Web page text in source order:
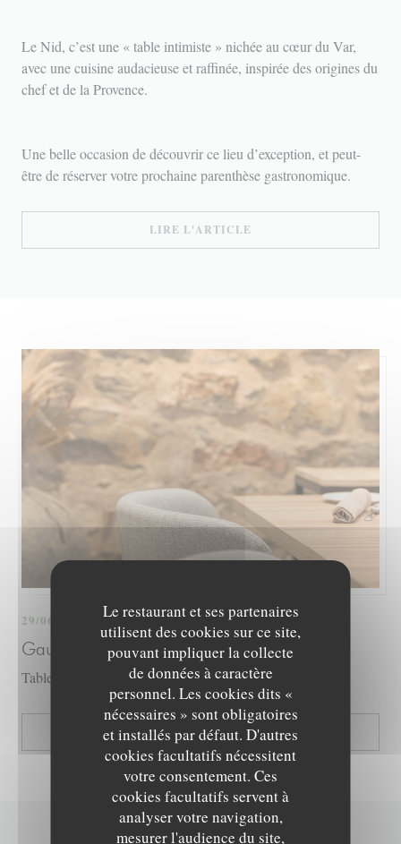
Le restaurant et ses partenaires
utilisent des cookies sur ce site,
pouvant impliquer la collecte
de données à caractère
personnel. Les cookies dits «
nécessaires » sont obligatoires
et installés par défaut. D'autres
cookies facultatifs nécessitent
votre consentement. Ces
cookies facultatifs servent à
analyser votre navigation,
mesurer l'audience du site,
Le Nid, c’est une « table intimiste » nichée au cœur du Var,
avec une cuisine audacieuse et raffinée, inspirée des origines du
chef et de la Provence.
Une belle occasion de découvrir ce lieu d’exception, et peut-
être de réserver votre prochaine parenthèse gastronomique.
LIRE L'ARTICLE((OUVRE UNE
Gault Millau 2026
29/06/2025
Table de Chef - 2 Toques
LIRE L'ARTICLE((OUVRE UNE